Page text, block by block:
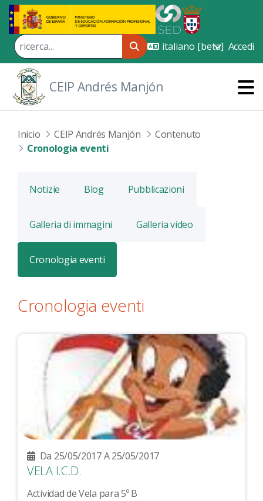
Skip to Main Content
Accedi
CEIP Andrés Manjón
Inicio CEIP Andrés Manjón
Contenuto
Cronologia eventi
Notizie Blog Pubblicazioni
Galleria di immagini Galleria video
Cronologia eventi
Cronologia eventi
Da 25/05/2017 A 25/05/2017
VELA I.C.D.
Actividad de Vela para 5º B